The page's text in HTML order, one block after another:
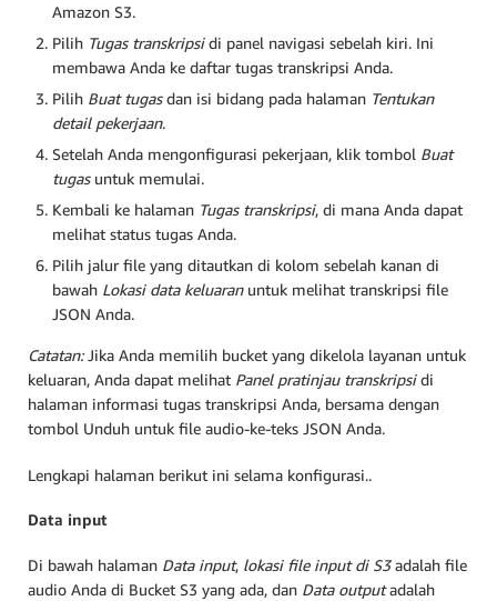
Amazon S3.
Pilih Tugas transkripsidi panel navigasi sebelah kiri. Ini
membawa Anda ke daftar tugas transkripsi Anda.
Pilih Buat tugas dan isi bidang pada halaman Tentukan
detail pekerjaan.
Setelah Anda mengonfigurasi pekerjaan, klik tombol Buat
tugasuntuk memulai.
Kembali ke halaman Tugas transkripsi, di mana Anda dapat
melihat status tugas Anda.
Pilih jalur file yang ditautkan di kolom sebelah kanan di
bawah Lokasi data keluaran untuk melihat transkripsi file
JSON Anda.
Catatan: Jika Anda memilih bucket yang dikelola layanan untuk
keluaran, Anda dapat melihat Panel pratinjau transkripsidi
halaman informasi tugas transkripsi Anda, bersama dengan
tombol Unduh untuk file audio-ke-teks JSON Anda.
Lengkapi halaman berikut ini selama konfigurasi..
Data input
Di bawah halaman Data input, lokasi file input di S3adalah file
audio Anda di Bucket S3 yang ada, dan Data output adalah